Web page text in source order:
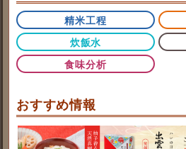
精米工程
炊飯水
食味分析
おすすめ情報